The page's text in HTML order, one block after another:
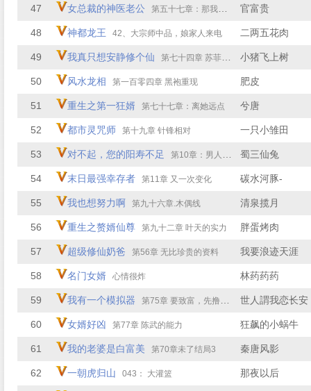
47 女总裁的神医老公 第五十七章：那我倒想后悔看看 官富贵
48 神都龙王 42、大宗师中品，娘家人来电 二两五花肉
49 我真只想安静修个仙 第七十四章 苏菲菲的邀请 小猪飞上树
50 风水龙相 第一百零四章 黑袍重现 肥皮
51 重生之第一狂婿 第七十七章：离她远点 兮唐
52 都市灵咒师 第十九章 针锋相对 一只小雏田
53 对不起，您的阳寿不足 第10章：男人出轨 蜀三仙兔
54 末日最强幸存者 第11章 又一次变化 碳水河豚-
55 我也想努力啊 第九十六章.木偶线 清泉揽月
56 重生之赘婿仙尊 第九十二章 叶天的实力 胖蛋烤肉
57 超级修仙奶爸 第56章 无比珍贵的资料 我要浪迹天涯
58 名门女婿 心情很炸 林药药药
59 我有一个模拟器 第75章 要致富，先撸树。 世人謂我恋长安
60 女婿好凶 第77章 陈武的能力 狂飙的小蜗牛
61 我的老婆是白富美 第70章未了结局3 秦唐风影
62 一朝虎归山 043： 大灌篮 那夜以后